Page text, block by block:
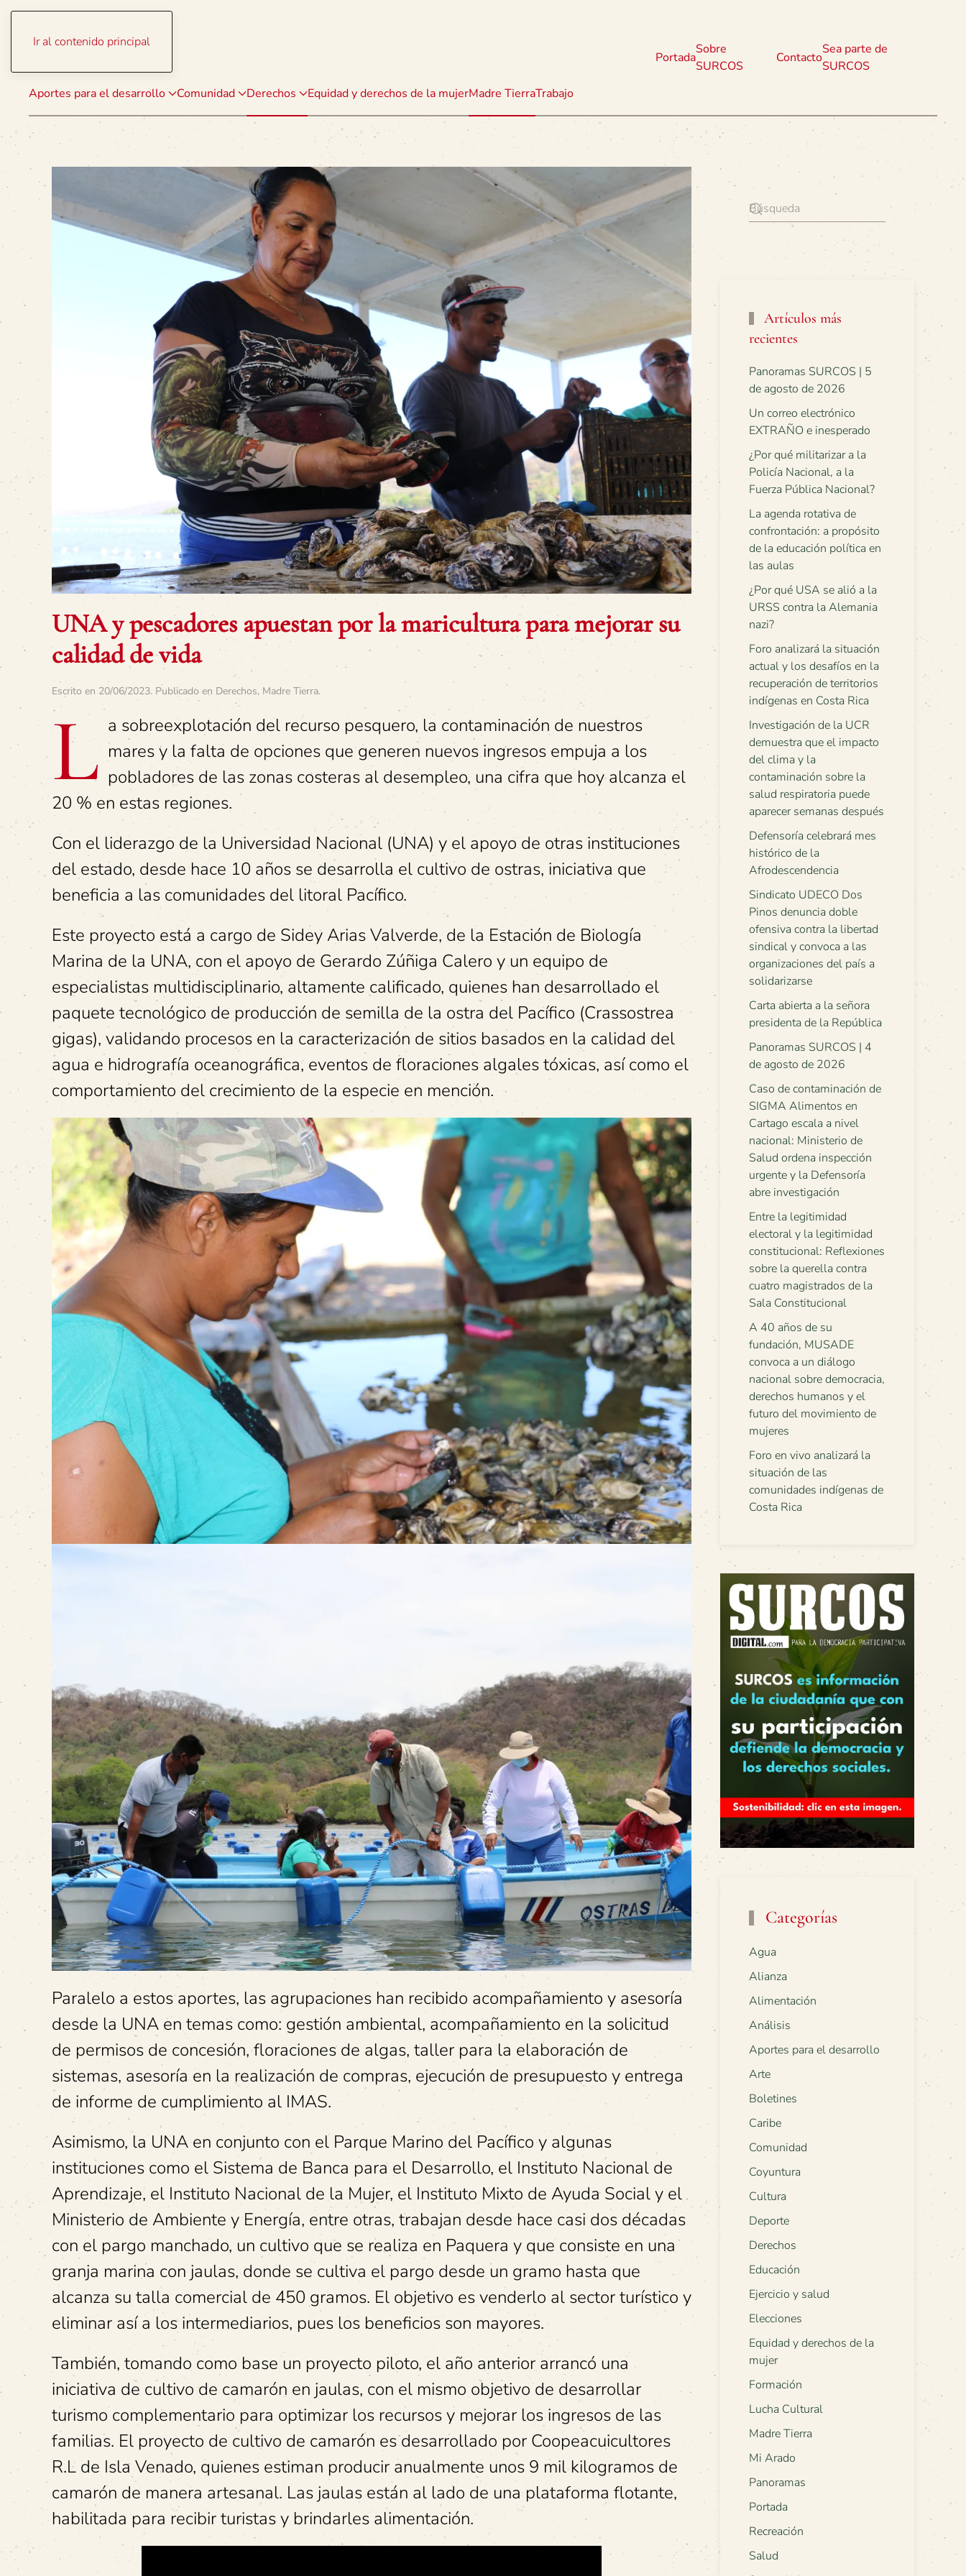
Ir al contenido principal
Aportes para el desarrollo Comunidad Derechos Equidad y derechos de la mujerMadre TierraTrabajo
Portada
Sobre
SURCOS
Contacto
Sea parte de
SURCOS
UNA y pescadores apuestan por la maricultura para mejorar su
calidad de vida
Escrito en 20/06/2023. Publicado en Derechos, Madre Tierra.
L a sobreexplotación del recurso pesquero, la contaminación de nuestros
mares y la falta de opciones que generen nuevos ingresos empuja a los
pobladores de las zonas costeras al desempleo, una cifra que hoy alcanza el
20 % en estas regiones.
Con el liderazgo de la Universidad Nacional (UNA) y el apoyo de otras instituciones
del estado, desde hace 10 años se desarrolla el cultivo de ostras, iniciativa que
beneficia a las comunidades del litoral Pacífico.
Este proyecto está a cargo de Sidey Arias Valverde, de la Estación de Biología
Marina de la UNA, con el apoyo de Gerardo Zúñiga Calero y un equipo de
especialistas multidisciplinario, altamente calificado, quienes han desarrollado el
paquete tecnológico de producción de semilla de la ostra del Pacífico (Crassostrea
gigas), validando procesos en la caracterización de sitios basados en la calidad del
agua e hidrografía oceanográfica, eventos de floraciones algales tóxicas, así como el
comportamiento del crecimiento de la especie en mención.
Paralelo a estos aportes, las agrupaciones han recibido acompañamiento y asesoría
desde la UNA en temas como: gestión ambiental, acompañamiento en la solicitud
de permisos de concesión, floraciones de algas, taller para la elaboración de
sistemas, asesoría en la realización de compras, ejecución de presupuesto y entrega
de informe de cumplimiento al IMAS.
Asimismo, la UNA en conjunto con el Parque Marino del Pacífico y algunas
instituciones como el Sistema de Banca para el Desarrollo, el Instituto Nacional de
Aprendizaje, el Instituto Nacional de la Mujer, el Instituto Mixto de Ayuda Social y el
Ministerio de Ambiente y Energía, entre otras, trabajan desde hace casi dos décadas
con el pargo manchado, un cultivo que se realiza en Paquera y que consiste en una
granja marina con jaulas, donde se cultiva el pargo desde un gramo hasta que
alcanza su talla comercial de 450 gramos. El objetivo es venderlo al sector turístico y
eliminar así a los intermediarios, pues los beneficios son mayores.
También, tomando como base un proyecto piloto, el año anterior arrancó una
iniciativa de cultivo de camarón en jaulas, con el mismo objetivo de desarrollar
turismo complementario para optimizar los recursos y mejorar los ingresos de las
familias. El proyecto de cultivo de camarón es desarrollado por Coopeacuicultores
R.L de Isla Venado, quienes estiman producir anualmente unos 9 mil kilogramos de
camarón de manera artesanal. Las jaulas están al lado de una plataforma flotante,
habilitada para recibir turistas y brindarles alimentación.
Artículos más
recientes
Panoramas SURCOS | 5
de agosto de 2026
Un correo electrónico
EXTRAÑO e inesperado
¿Por qué militarizar a la
Policía Nacional, a la
Fuerza Pública Nacional?
La agenda rotativa de
confrontación: a propósito
de la educación política en
las aulas
¿Por qué USA se alió a la
URSS contra la Alemania
nazi?
Foro analizará la situación
actual y los desafíos en la
recuperación de territorios
indígenas en Costa Rica
Investigación de la UCR
demuestra que el impacto
del clima y la
contaminación sobre la
salud respiratoria puede
aparecer semanas después
Defensoría celebrará mes
histórico de la
Afrodescendencia
Sindicato UDECO Dos
Pinos denuncia doble
ofensiva contra la libertad
sindical y convoca a las
organizaciones del país a
solidarizarse
Carta abierta a la señora
presidenta de la República
Panoramas SURCOS | 4
de agosto de 2026
Caso de contaminación de
SIGMA Alimentos en
Cartago escala a nivel
nacional: Ministerio de
Salud ordena inspección
urgente y la Defensoría
abre investigación
Entre la legitimidad
electoral y la legitimidad
constitucional: Reflexiones
sobre la querella contra
cuatro magistrados de la
Sala Constitucional
A 40 años de su
fundación, MUSADE
convoca a un diálogo
nacional sobre democracia,
derechos humanos y el
futuro del movimiento de
mujeres
Foro en vivo analizará la
situación de las
comunidades indígenas de
Costa Rica
Categorías
Agua
Alianza
Alimentación
Análisis
Aportes para el desarrollo
Arte
Boletines
Caribe
Comunidad
Coyuntura
Cultura
Deporte
Derechos
Educación
Ejercicio y salud
Elecciones
Equidad y derechos de la
mujer
Formación
Lucha Cultural
Madre Tierra
Mi Arado
Panoramas
Portada
Recreación
Salud